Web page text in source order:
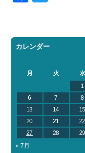
カレンダー
月
火 水
1
6
7 8
13
14 15
20
21 22
27
28 29
« 7月